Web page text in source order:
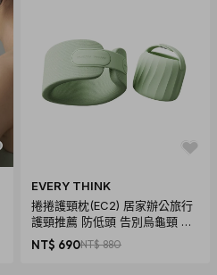
EVERY THINK
捲捲護頸枕(EC2) 居家辦公旅行
護頸推薦 防低頭 告別烏龜頸 頸
椎養護 多色可選
NT$ 690NT$ 880